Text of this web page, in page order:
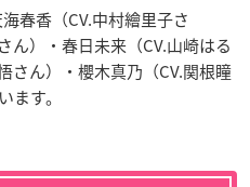
春香（CV.中村繪里子さ
ん）・春日未来（CV.山崎はる
さん）・櫻木真乃（CV.関根瞳
ます。